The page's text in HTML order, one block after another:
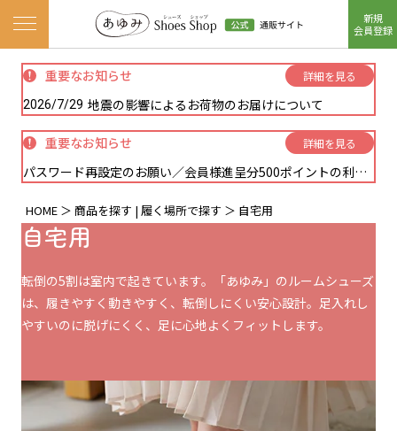
ナビゲーションメニューを開く
新規
会員登録
重要なお知らせ
2026/7/29 地震の影響によるお荷物のお届けについて
詳細を見る
重要なお知らせ
パスワード再設定のお願い／会員様進呈分500ポイントの利用方法に関しまして
詳細を見る
HOME 商品を探す | 履く場所で探す 自宅用
自宅用
転倒の5割は室内で起きています。「あゆみ」のルームシューズ
は、履きやすく動きやすく、転倒しにくい安心設計。足入れし
やすいのに脱げにくく、足に心地よくフィットします。